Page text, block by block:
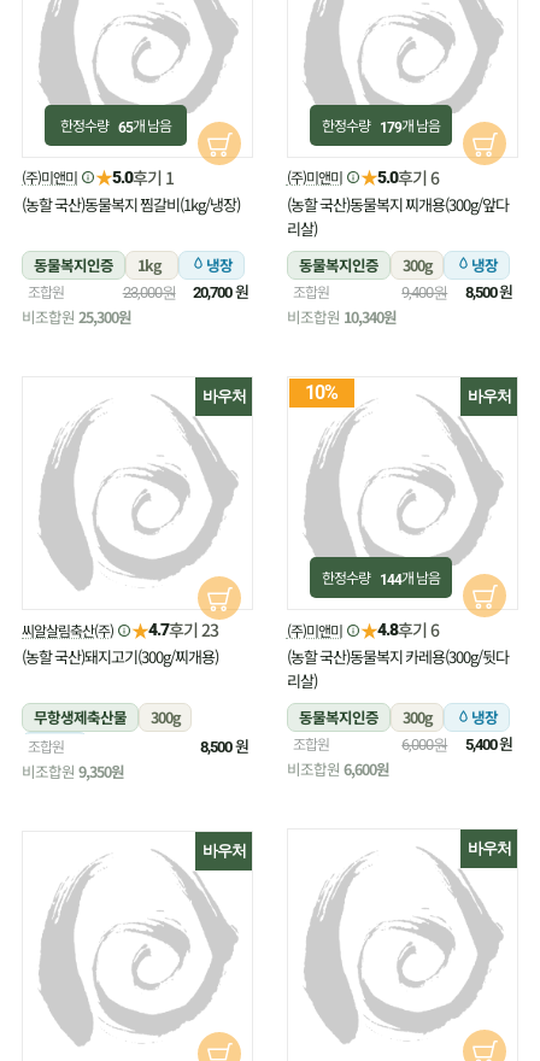
한정수량 179개 남음
(주)미앤미 ★5.0후기 6
(농할 국산)동물복지 찌개용(300g/앞다
리살)
동물복지인증
300g 냉장
조합원 9,400원 8,500원
비조합원 10,340원
한정수량 65개 남음
(주)미앤미 ★5.0후기 1
(농할 국산)동물복지 찜갈비(1kg/냉장)
동물복지인증 1kg 냉장
조합원 23,000원 20,700원
비조합원 25,300원
바우처
10%
한정수량 144개 남음
(주)미앤미 ★4.8후기 6
(농할 국산)동물복지 카레용(300g/뒷다
리살)
동물복지인증
300g 냉장
조합원 6,000원 5,400원
비조합원 6,600원
바우처
씨알살림축산(주) ★4.7후기 23
(농할 국산)돼지고기(300g/찌개용)
무항생제축산물
300g
냉장
조합원 8,500원
비조합원 9,350원
바우처
바우처